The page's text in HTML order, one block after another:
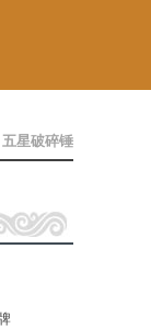
五星破碎锤